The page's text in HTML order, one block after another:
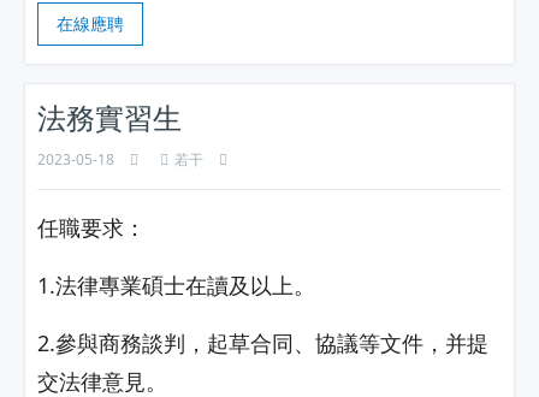
在線應聘
法務實習生
2023-05-18 若干
任職要求：
1.法律專業碩士在讀及以上。
2.參與商務談判，起草合同、協議等文件，并提
交法律意見。